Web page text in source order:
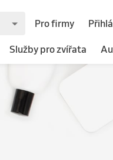
Pro firmy
Služby pro zvířata